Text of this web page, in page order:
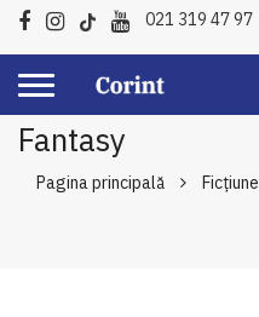
021 319 47 97
Fantasy
Pagina principală Ficțiune